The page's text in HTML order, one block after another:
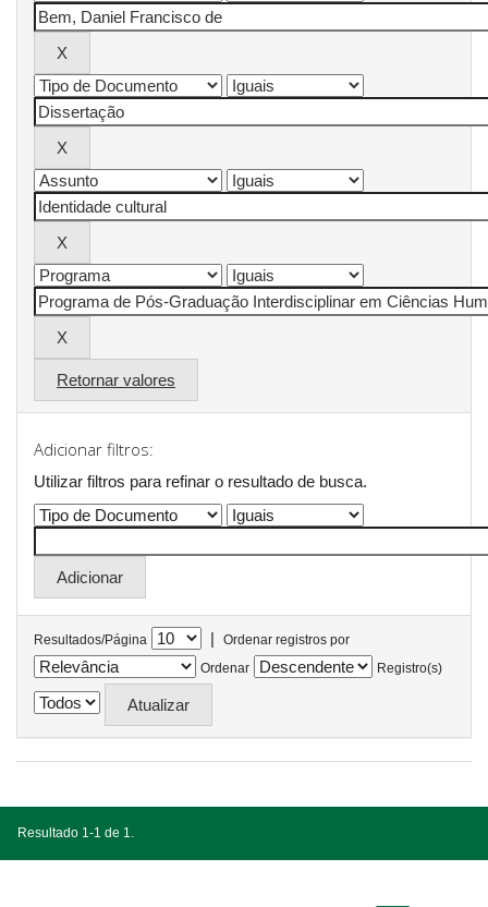
Retornar valores
Adicionar filtros:
Utilizar filtros para refinar o resultado de busca.
Resultados/Página |
Ordenar registros por
Ordenar
Registro(s)
Resultado 1-1 de 1.